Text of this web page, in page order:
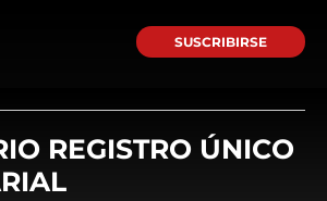
SUSCRIBIRSE
REGISTRO ÚNICO